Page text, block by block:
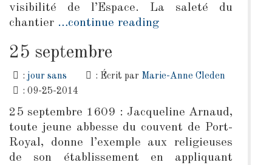
visibilité de l’Espace. La saleté du
chantier …continue reading
25 septembre
:jour sans : Écrit par Marie-Anne Cleden
: 09-25-2014
25 septembre 1609 : Jacqueline Arnaud,
toute jeune abbesse du couvent de Port-
Royal, donne l’exemple aux religieuses
de son établissement en appliquant